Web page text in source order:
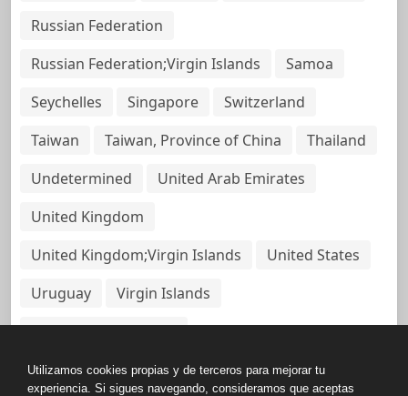
Russian Federation
Russian Federation;Virgin Islands
Samoa
Seychelles
Singapore
Switzerland
Taiwan
Taiwan, Province of China
Thailand
Undetermined
United Arab Emirates
United Kingdom
United Kingdom;Virgin Islands
United States
Uruguay
Virgin Islands
Virgin Islands, British
Utilizamos cookies propias y de terceros para mejorar tu
experiencia. Si sigues navegando, consideramos que aceptas